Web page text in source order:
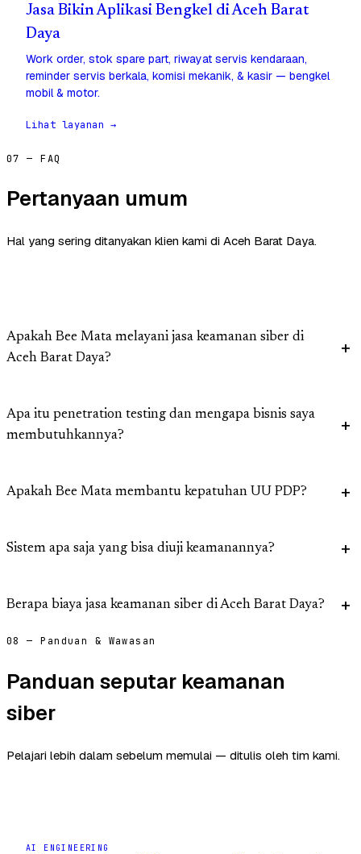
Jasa Bikin Aplikasi Bengkel di Aceh Barat
Daya
Work order, stok spare part, riwayat servis kendaraan,
reminder servis berkala, komisi mekanik, & kasir — bengkel
mobil & motor.
Lihat layanan →
07 — FAQ
Pertanyaan umum
Hal yang sering ditanyakan klien kami di Aceh Barat Daya.
Apakah Bee Mata melayani jasa keamanan siber di
Aceh Barat Daya?
Apa itu penetration testing dan mengapa bisnis saya
membutuhkannya?
Apakah Bee Mata membantu kepatuhan UU PDP?
Sistem apa saja yang bisa diuji keamanannya?
Berapa biaya jasa keamanan siber di Aceh Barat Daya?
08 — Panduan & Wawasan
Panduan seputar keamanan
siber
Pelajari lebih dalam sebelum memulai — ditulis oleh tim kami.
AI ENGINEERING